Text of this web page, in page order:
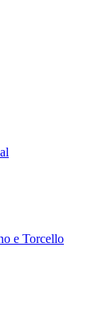
e Torcello